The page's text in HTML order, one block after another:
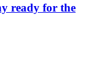
ready for the